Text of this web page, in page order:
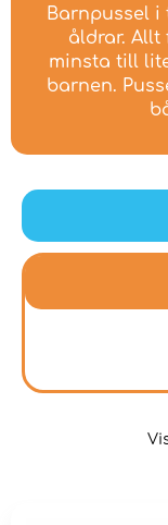
Barnpussel
åldrar.
minsta till
barnen.